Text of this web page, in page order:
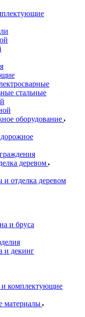
стальные
оборудование
деревом
отделка деревом
и бруса
и декинг
комплектующие
материалы